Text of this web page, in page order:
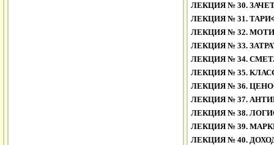
ЛЕКЦИЯ № 30.
ЛЕКЦИЯ № 31.
ЛЕКЦИЯ № 32.
ЛЕКЦИЯ № 33.
ЛЕКЦИЯ № 34.
ЛЕКЦИЯ № 35.
ЛЕКЦИЯ № 36.
ЛЕКЦИЯ № 37.
ЛЕКЦИЯ № 38.
ЛЕКЦИЯ № 39.
ЛЕКЦИЯ № 40.